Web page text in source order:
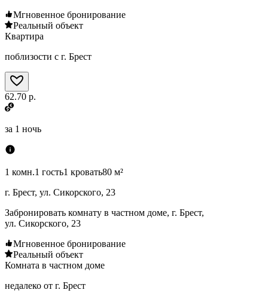
Мгновенное бронирование
Реальный объект
Квартира
поблизости с г. Брест
62.70 р.
за 1 ночь
1 комн.1 гость1 кровать80 м²
г. Брест, ул. Сикорского, 23
Забронировать комнату в частном доме, г. Брест,
ул. Сикорского, 23
Мгновенное бронирование
Реальный объект
Комната в частном доме
недалеко от г. Брест